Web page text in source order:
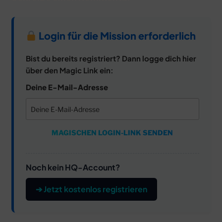
Login für die Mission erforderlich
Bist du bereits registriert? Dann logge dich hier
über den Magic Link ein:
Deine E-Mail-Adresse
MAGISCHEN LOGIN-LINK SENDEN
Noch kein HQ-Account?
➔ Jetzt kostenlos registrieren